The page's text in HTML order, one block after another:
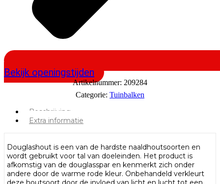
Bekijk openingstijden
Artikelnummer: 209284
Categorie: Tuinbalken
Beschrijving
Extra informatie
Douglashout is een van de hardste naaldhoutsoorten en
wordt gebruikt voor tal van doeleinden. Het product is
afkomstig van de douglasspar en kenmerkt zich onder
andere door de warme rode kleur. Onbehandeld verkleurt